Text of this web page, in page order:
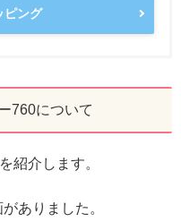
ピング
760について
紹介します。
ありました。